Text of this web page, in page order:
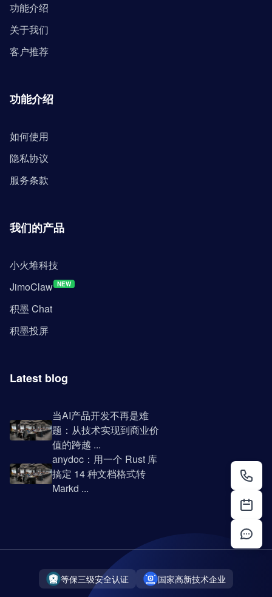
功能介绍
关于我们
客户推荐
功能介绍
如何使用
隐私协议
服务条款
我们的产品
小火堆科技
JimoClaw NEW
积墨 Chat
积墨投屏
Latest blog
当AI产品开发不再是难
题：从技术实现到商业价
值的跨越 ...
anydoc：用一个 Rust 库
搞定 14 种文档格式转
Markd ...
等保三级安全认证 国家高新技术企业